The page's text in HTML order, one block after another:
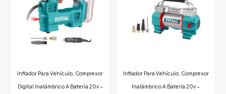
Inflador Para Vehículo, Compresor
Digital Inalámbrico A Batería 20v –
Inflador Para Vehículo, Compresor
Inalámbrico A Batería 20v –